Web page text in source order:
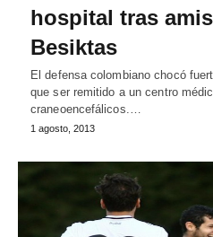
hospital tras
Besiktas
El defensa colombiano chocó
que ser remitido a un centro
craneoencefálicos.…
1 agosto, 2013